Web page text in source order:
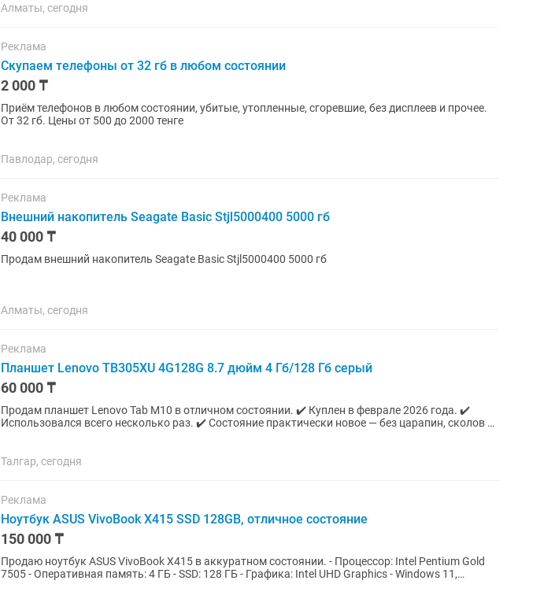
Алматы, сегодня
Реклама
Скупаем телефоны от 32 гб в любом состоянии
2 000 ₸
Приём телефонов в любом состоянии, убитые, утопленные, сгоревшие, без дисплеев и прочее.
От 32 гб. Цены от 500 до 2000 тенге
Павлодар, сегодня
Реклама
Внешний накопитель Seagate Basic Stjl5000400 5000 гб
40 000 ₸
Продам внешний накопитель Seagate Basic Stjl5000400 5000 гб
Алматы, сегодня
Реклама
Планшет Lenovo TB305XU 4G128G 8.7 дюйм 4 Гб/128 Гб серый
60 000 ₸
Продам планшет Lenovo Tab M10 в отличном состоянии. ✔️ Куплен в феврале 2026 года. ✔️
Использовался всего несколько раз. ✔️ Состояние практически новое — без царапин, сколов и
Талгар, сегодня
Реклама
Ноутбук ASUS VivoBook X415 SSD 128GB, отличное состояние
150 000 ₸
Продаю ноутбук ASUS VivoBook X415 в аккуратном состоянии. - Процессор: Intel Pentium Gold
7505 - Оперативная память: 4 ГБ - SSD: 128 ГБ - Графика: Intel UHD Graphics - Windows 11,